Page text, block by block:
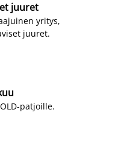
juuret
yritys,
juuret.
patjoille.